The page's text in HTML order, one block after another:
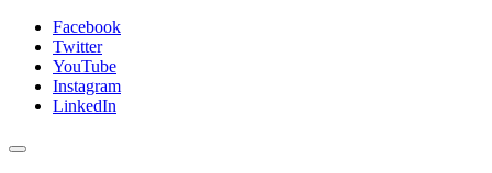
Facebook
Twitter
YouTube
Instagram
LinkedIn